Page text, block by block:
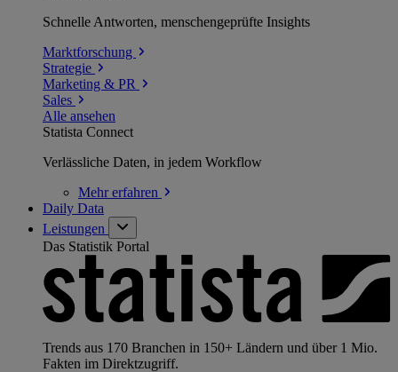
Schnelle Antworten, menschengeprüfte Insights
Marktforschung
Strategie
Marketing & PR
Sales
Alle ansehen
Statista Connect
Verlässliche Daten, in jedem Workflow
Mehrerfahren
Daily Data
Leistungen
Das Statistik Portal
Trends aus 170 Branchen in 150+ Ländern und über 1 Mio.
Fakten im Direktzugriff.